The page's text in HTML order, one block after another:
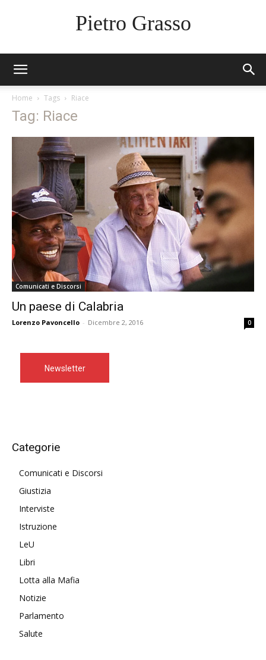
Pietro Grasso
Home Tags Riace
Tag: Riace
Comunicati e Discorsi
Un paese di Calabria
Lorenzo Pavoncello - Dicembre 2, 2016 0
Newsletter
Categorie
Comunicati e Discorsi
Giustizia
Interviste
Istruzione
LeU
Libri
Lotta alla Mafia
Notizie
Parlamento
Salute